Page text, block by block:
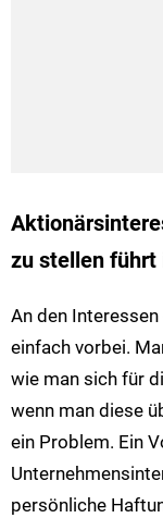
zu stellen führt
An den
einfach vorbei.
wie man sich für
wenn man diese
ein Problem. Ein
persönliche